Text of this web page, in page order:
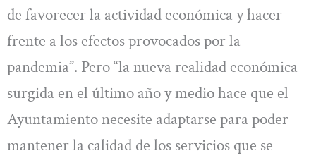
de favorecer la actividad económica y hacer
frente a los efectos provocados por la
pandemia”. Pero “la nueva realidad económica
surgida en el último año y medio hace que el
Ayuntamiento necesite adaptarse para poder
mantener la calidad de los servicios que se